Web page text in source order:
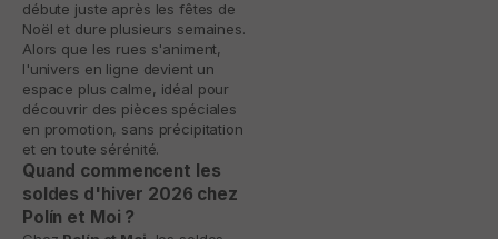
débute juste après les fêtes de
Noël et dure plusieurs semaines.
Alors que les rues s'animent,
l'univers en ligne devient un
espace plus calme, idéal pour
découvrir des pièces spéciales
en promotion, sans précipitation
et en toute sérénité.
Quand commencent les
soldes d'hiver 2026 chez
Polín et Moi ?